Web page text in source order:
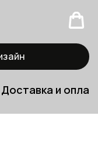
Доставка и